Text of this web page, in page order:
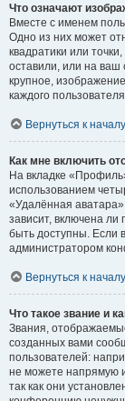
Что означают
Вместе с именем
Одно из них может
квадратики или
оставили, или на ваш
крупное,
каждого пользователя.
Вернуться к началу
Как мне включить
На вкладке
использованием
«Удалённая
зависит, включена ли
быть доступны. Если
администратором
Вернуться к началу
Что такое звание и
Звания,
созданных вами
пользователей:
не можете напрямую
так как они